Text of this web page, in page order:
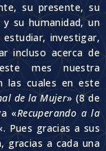
su presente, su
su humanidad, un
investigar,
incluso acerca de
mes nuestra
las cuales en este
de la Mujer» (8 de
«Recuperando a la
Pues gracias a sus
gracias a cada una